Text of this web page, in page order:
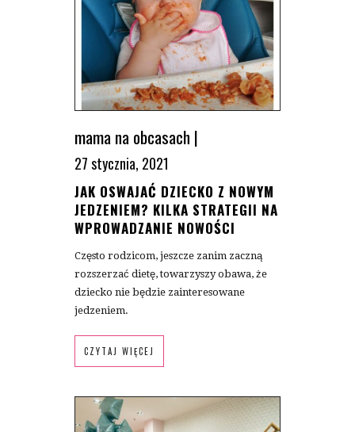
mama na obcasach |
27 stycznia, 2021
JAK OSWAJAĆ DZIECKO Z NOWYM
JEDZENIEM? KILKA STRATEGII NA
WPROWADZANIE NOWOŚCI
Często rodzicom, jeszcze zanim zaczną
rozszerzać dietę, towarzyszy obawa, że
dziecko nie będzie zainteresowane
jedzeniem.
CZYTAJ WIĘCEJ